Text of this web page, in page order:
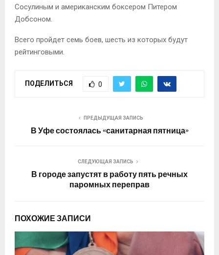
Сосулиным и американским боксером Питером
Добсоном.
Всего пройдет семь боев, шесть из которых будут
рейтинговыми.
ПОДЕЛИТЬСЯ 0
ПРЕДЫДУЩАЯ ЗАПИСЬ
В Уфе состоялась «санитарная пятница»
СЛЕДУЮЩАЯ ЗАПИСЬ
В городе запустят в работу пять речных
паромных переправ
ПОХОЖИЕ ЗАПИСИ